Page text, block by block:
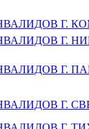
Г.
Г.
Г.
Г.